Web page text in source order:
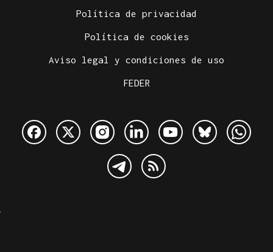
Política de privacidad
Política de cookies
Aviso legal y condiciones de uso
FEDER